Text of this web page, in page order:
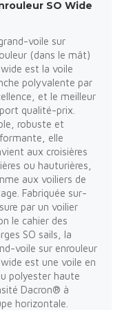
SO Wide
voile sur
(dans le mât)
wide est la voile
polyvalente par
et le meilleur
qualité-prix.
robuste et
elle
aux croisières
ou hauturières,
aux voiliers de
Fabriquée sur-
par un voilier
le cahier des
SO sails, la
voile sur enrouleur
wide est une voile en
polyester haute
Dacron® à
horizontale.